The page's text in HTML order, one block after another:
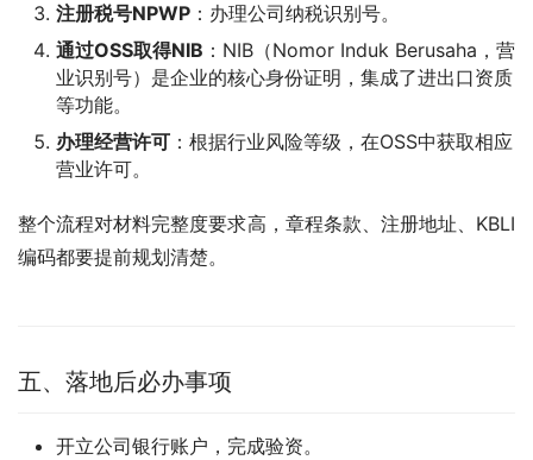
注册税号NPWP ：办理公司纳税识别号。
通过OSS取得NIB ：NIB（Nomor Induk Berusaha，营
业识别号）是企业的核心身份证明，集成了进出口资质
等功能。
办理经营许可 ：根据行业风险等级，在OSS中获取相应
营业许可。
整个流程对材料完整度要求高，章程条款、注册地址、KBLI
编码都要提前规划清楚。
五、落地后必办事项
开立公司银行账户，完成验资。